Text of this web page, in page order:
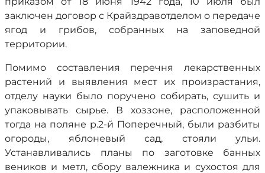
заключен договор с Крайздравотделом о передаче
ягод и грибов, собранных на заповедной
территории.
Помимо составления перечня лекарственных
растений и выявления мест их произрастания,
отделу науки было поручено собирать, сушить и
упаковывать сырье. В хоззоне, расположенной
тогда на поляне р.2-й Поперечный, были разбиты
огороды, яблоневый сад, стояли ульи.
Устанавливались планы по заготовке банных
веников и метл, сбору валежника и сухостоя для